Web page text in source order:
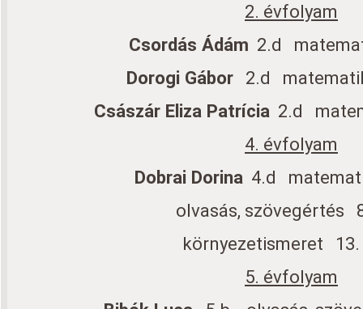
2. évfolyam
Csordás Ádám 2.d
Dorogi Gábor 2.d
Császár Eliza Patrícia 2.d
4. évfolyam
Dobrai Dorina 4.d
olvasás, szövegértés
környezetismeret
5. évfolyam